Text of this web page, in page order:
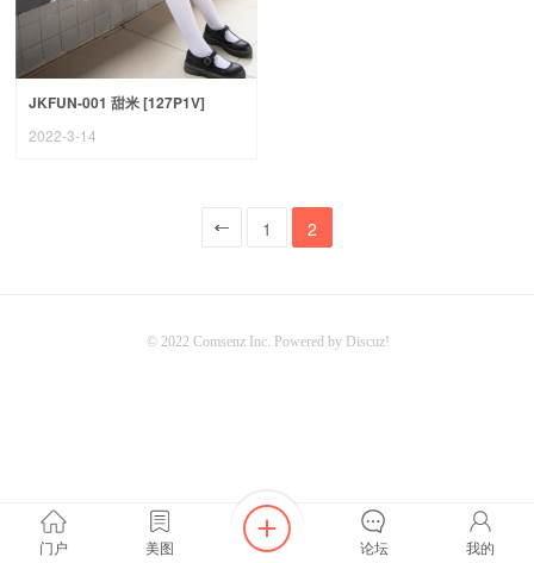
JKFUN-001 甜米 [127P1V]
2022-3-14
1 2
门户 美图 论坛 我的
© 2022Comsenz Inc. Powered by Discuz!